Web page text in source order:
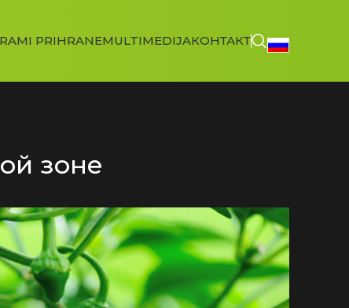
PRIHRANEMULTIMEDIJAКОНТАКТ
зоне